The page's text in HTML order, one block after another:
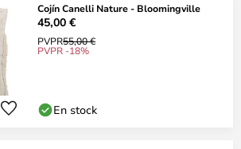
Cojín Canelli Nature - Bloomingville
45,00 €
PVPR55,00 €
PVPR -18%
En stock